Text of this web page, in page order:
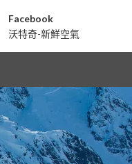
Facebook
沃特奇-新鮮空氣